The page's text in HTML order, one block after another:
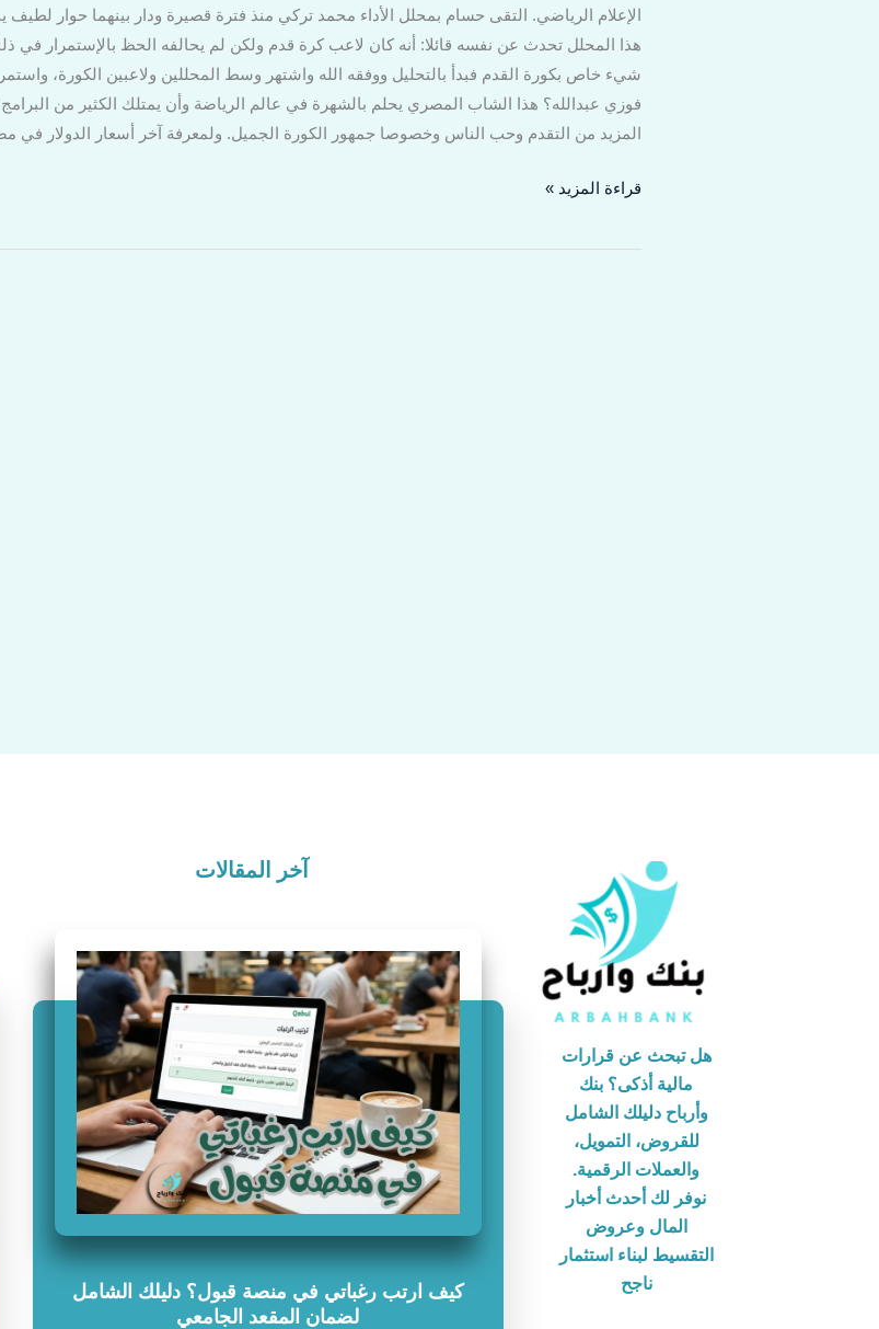
الإعلام الرياضي. التقى حسام بمحلل الأداء محمد تركي منذ فترة قصيرة ودار بينهما حوار
هذا المحلل تحدث عن نفسه قائلا: أنه كان لاعب كرة قدم ولكن لم يحالفه الحظ بالإستمرار في
شيء خاص بكورة القدم فبدأ بالتحليل ووفقه الله واشتهر وسط المحللين ولاعبين الكورة،
فوزي عبدالله؟ هذا الشاب المصري يحلم بالشهرة في عالم الرياضة وأن يمتلك الكثير من البرامج
المزيد من التقدم وحب الناس وخصوصا جمهور الكورة الجميل. ولمعرفة آخر أسعار الدولار في
قراءة المزيد »
هل تبحث عن قرارات
مالية أذكى؟ بنك
وأرباح دليلك الشامل
للقروض، التمويل،
والعملات الرقمية.
نوفر لك أحدث أخبار
المال وعروض
التقسيط لبناء استثمار
ناجح
آخر المقالات
كيف ارتب رغباتي في منصة قبول؟ دليلك الشامل
لضمان المقعد الجامعي